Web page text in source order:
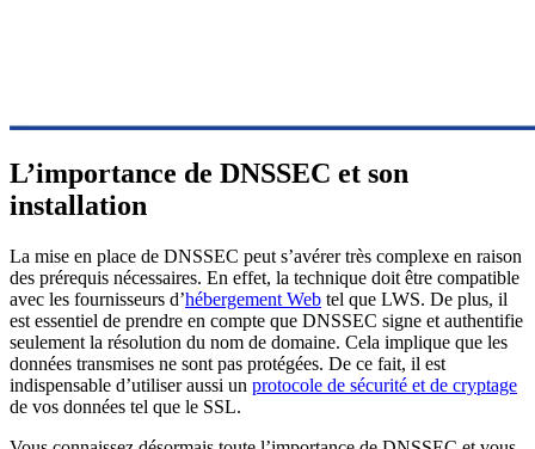
L’importance de DNSSEC et son
installation
La mise en place de DNSSEC peut s’avérer très complexe en raison
des prérequis nécessaires. En effet, la technique doit être compatible
avec les fournisseurs d’hébergement Web tel que LWS. De plus, il
est essentiel de prendre en compte que DNSSEC signe et authentifie
seulement la résolution du nom de domaine. Cela implique que les
données transmises ne sont pas protégées. De ce fait, il est
indispensable d’utiliser aussi un protocole de sécurité et de cryptage
de vos données tel que le SSL.